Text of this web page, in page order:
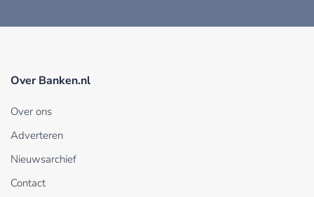
Over Banken.nl
Over ons
Adverteren
Nieuwsarchief
Contact